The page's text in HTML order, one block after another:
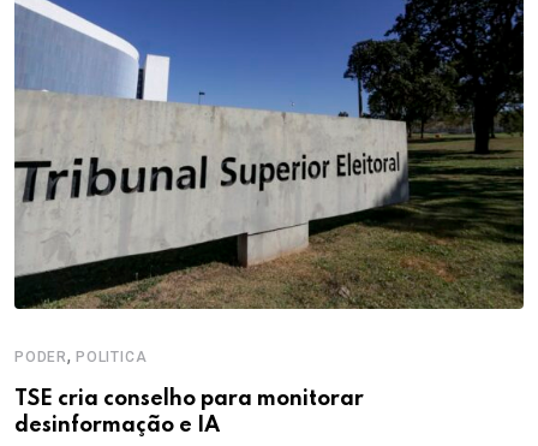
PODER, POLITICA
TSE cria conselho para monitorar
desinformação e IA